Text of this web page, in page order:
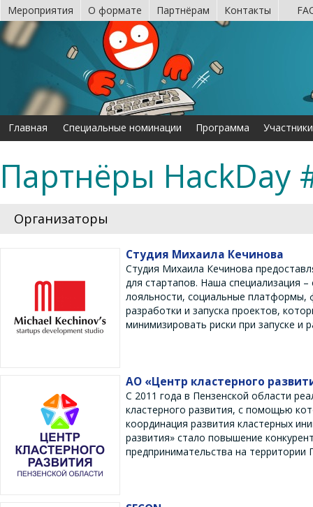
Мероприятия О формате Партнёрам Контакты
Главная Специальные номинации Программа Участники
Партнёры HackDay
Организаторы
Студия Михаила Кечинова
Студия Михаила Кечинова
для стартапов. Наша специализация
лояльности, социальные
разработки и запуска проектов,
минимизировать риски при запуске и
АО «Центр кластерного
С 2011 года в Пензенской области
кластерного развития, с помощью
координация развития кластерных
развития» стало повышение
предпринимательства на территории